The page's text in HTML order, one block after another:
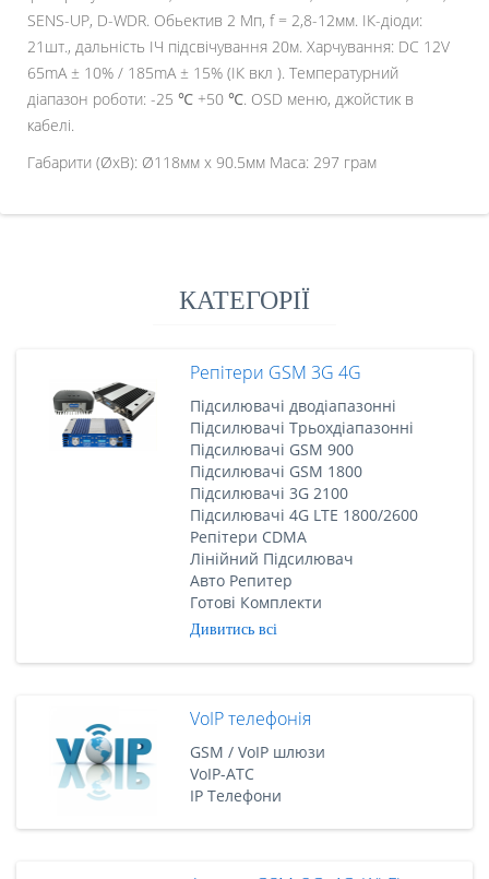
SENS-UP, D-WDR. Обьектив 2 Мп, f = 2,8-12мм. ІК-діоди:
21шт., дальність ІЧ підсвічування 20м. Харчування: DC 12V
65mA ± 10% / 185mA ± 15% (ІК вкл ). Температурний
діапазон роботи: -25 ℃ +50 ℃. OSD меню, джойстик в
кабелі.
Габарити (ØxВ): Ø118мм x 90.5мм Маса: 297 грам
КАТЕГОРІЇ
Репітери GSM 3G 4G
Підсилювачі дводіапазонні
Підсилювачі Трьохдіапазонні
Підсилювачі GSM 900
Підсилювачі GSM 1800
Підсилювачі 3G 2100
Підсилювачі 4G LTE 1800/2600
Репітери CDMA
Лінійний Підсилювач
Авто Репитер
Готові Комплекти
Дивитись всі
VoIP телефонія
GSM / VoIP шлюзи
VoIP-АТС
IP Телефони